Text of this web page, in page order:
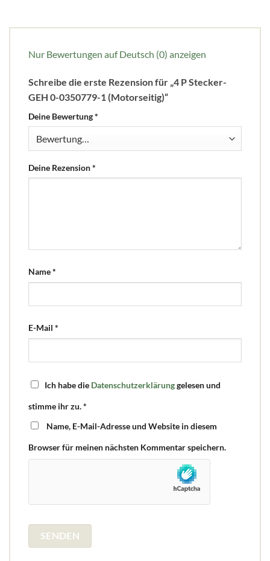
Nur Bewertungen auf Deutsch (0) anzeigen
Schreibe die erste Rezension für „4 P Stecker-
GEH 0-0350779-1 (Motorseitig)“
Deine Bewertung*
Deine Rezension*
Name*
E-Mail *
Ich habe die Datenschutzerklärunggelesen und
stimme ihr zu.*
Name, E-Mail-Adresse und Website in diesem
Browser für meinen nächsten Kommentar speichern.